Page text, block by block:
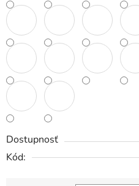
Dostupnosť
Kód: